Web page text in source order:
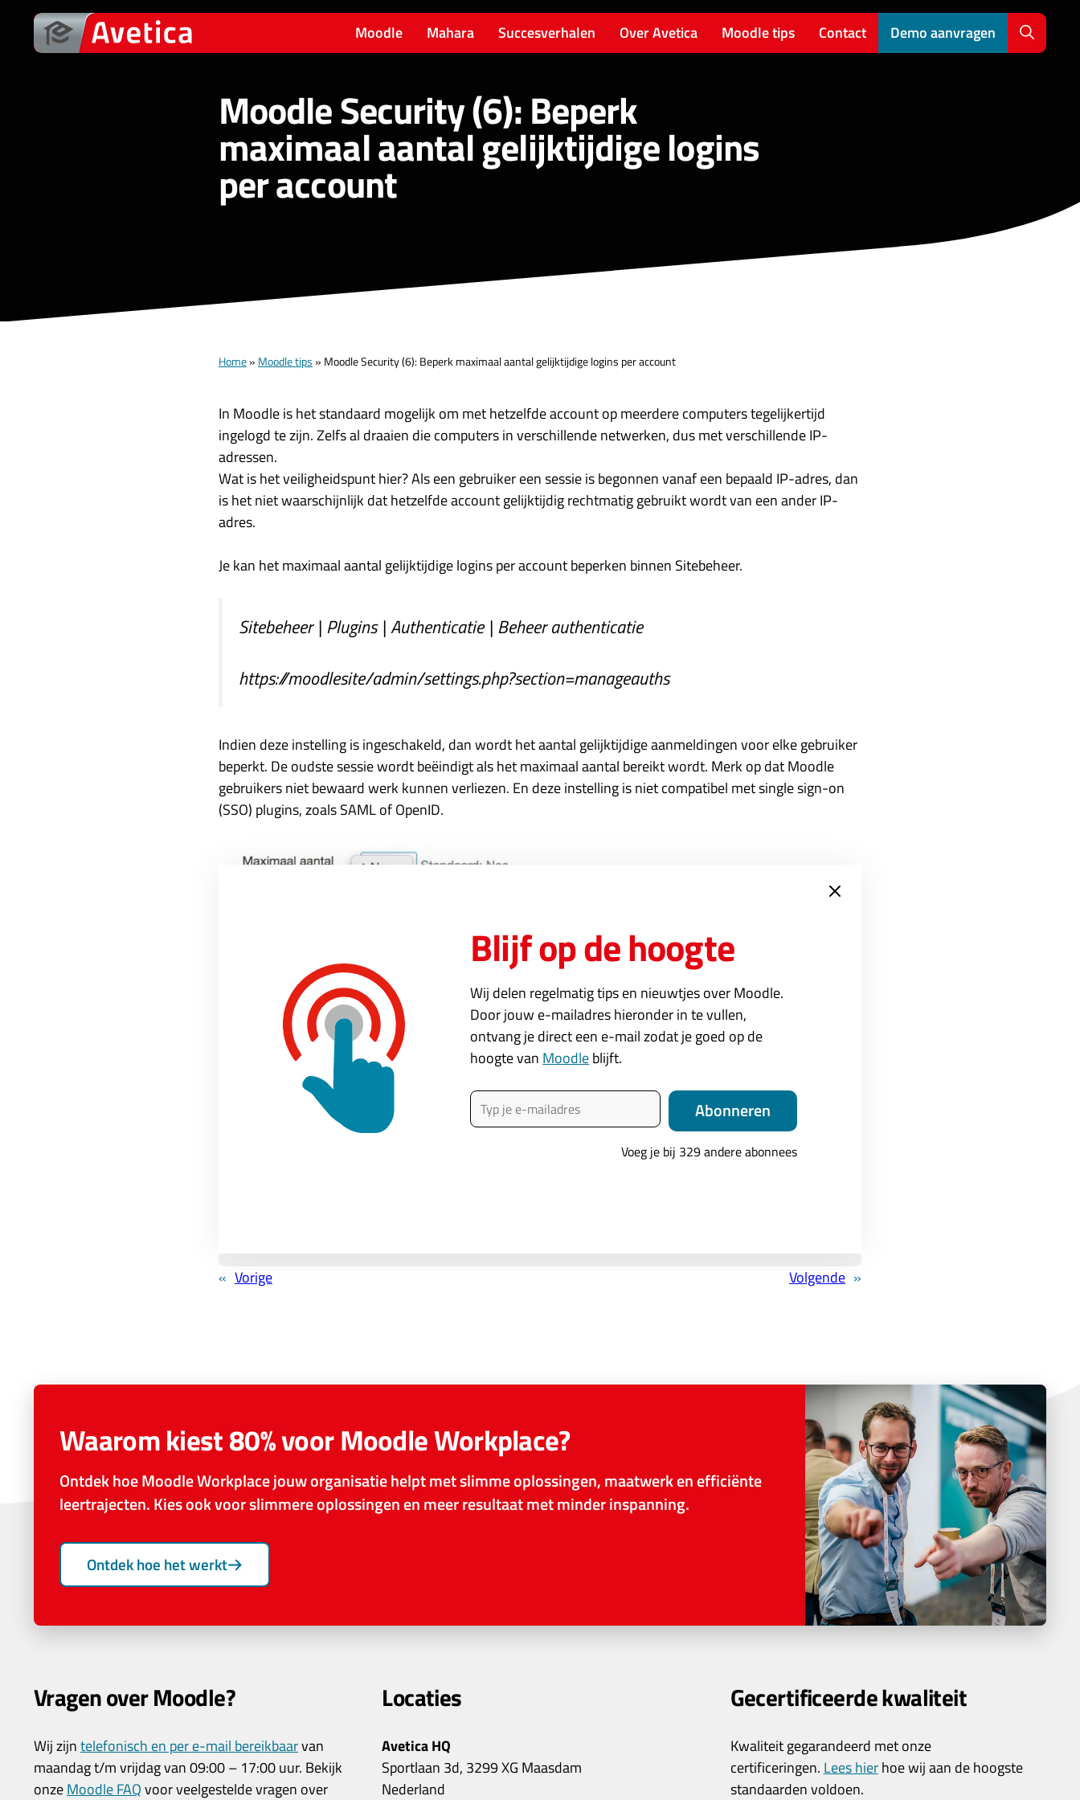
Moodle Mahara Succesverhalen Over Avetica Moodle tips Contact Demo aanvragen
Moodle Security (6): Beperk
maximaal aantal gelijktijdige logins
per account
Home» Moodle tips » Moodle Security (6): Beperk maximaal aantal gelijktijdige logins per account
In Moodle is het standaard mogelijk om met hetzelfde account op meerdere computers tegelijkertijd
ingelogd te zijn. Zelfs al draaien die computers in verschillende netwerken, dus met verschillende IP-
adressen.
Wat is het veiligheidspunt hier? Als een gebruiker een sessie is begonnen vanaf een bepaald IP-adres, dan
is het niet waarschijnlijk dat hetzelfde account gelijktijdig rechtmatig gebruikt wordt van een ander IP-
adres.
Je kan het maximaal aantal gelijktijdige logins per account beperken binnen Sitebeheer.
Sitebeheer | Plugins | Authenticatie | Beheer authenticatie
https://moodlesite/admin/settings.php?section=manageauths
Indien deze instelling is ingeschakeld, dan wordt het aantal gelijktijdige aanmeldingen voor elke gebruiker
beperkt. De oudste sessie wordt beëindigt als het maximaal aantal bereikt wordt. Merk op dat Moodle
gebruikers niet bewaard werk kunnen verliezen. En deze instelling is niet compatibel met single sign-on
(SSO) plugins, zoals SAML of OpenID.
Informatiebeveiliging, login
Moodle tips» Moodle Security (6): Beperk maximaal aantal gelijktijdige logins per account
Over de auteur
Arnout Vree
Arnout is een echte Moodlelaar met een passie voor digitaal leren. Als oprichter en directeur
« Vorige Volgende »
Waarom kiest 80% voor Moodle Workplace?
Ontdek hoe Moodle Workplace jouw organisatie helpt met slimme oplossingen, maatwerk en efficiënte
leertrajecten. Kies ook voor slimmere oplossingen en meer resultaat met minder inspanning.
Ontdek hoe het werkt
Vragen over Moodle?
Wij zijntelefonisch en per e-mail bereikbaarvan
maandag t/m vrijdag van 09:00 – 17:00 uur. Bekijk
onzeMoodle FAQvoor veelgestelde vragen over
Locaties
Avetica HQ
Sportlaan 3d, 3299 XG Maasdam
Nederland
Gecertificeerde kwaliteit
Kwaliteit gegarandeerd met onze
certificeringen. Lees hierhoe wij aan de hoogste
standaarden voldoen.
Blijf op de hoogte
Wij delen regelmatig tips en nieuwtjes over Moodle.
Door jouw e-mailadres hieronder in te vullen,
ontvang je direct een e-mail zodat je goed op de
hoogte van Moodleblijft.
Typ je e-mailadres
Abonneren
Voeg je bij 329 andere abonnees